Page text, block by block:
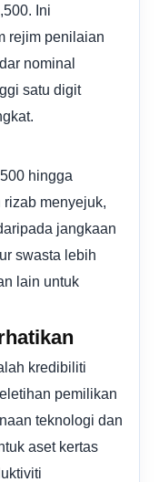
Ini
rejim penilaian
nominal
satu digit
hingga
menyejuk,
jangkaan
swasta lebih
lain untuk
kredibiliti
pemilikan
teknologi dan
aset kertas